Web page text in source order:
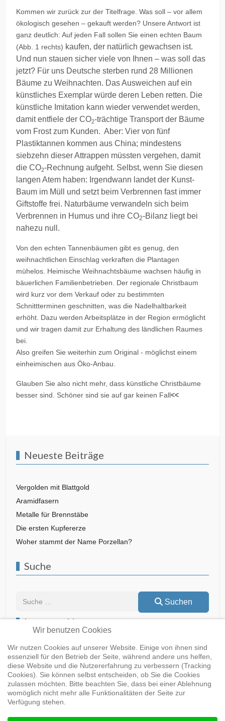
Kommen wir zurück zur der Titelfrage. Was soll – vor allem
ökologisch gesehen – gekauft werden? Unsere Antwort ist
ganz deutlich: Auf jeden Fall sollen Sie einen echten Baum
(Abb. 1 rechts) kaufen, der natürlich gewachsen ist.
Und nun stauen sicher viele von Ihnen – was soll das
jetzt? Für uns Deutsche sterben rund 28 Millionen
Bäume zu Weihnachten. Das Ausweichen auf ein
künstliches Exemplar würde deren Leben retten. Die
künstliche Imitation kann wieder verwendet werden,
damit entfiele der CO2-trächtige Transport der Bäume
vom Frost zum Kunden. Aber: Vier von fünf
Plastiktannen kommen aus China; mindestens
siebzehn dieser Attrappen müssten vergehen, damit
die CO2-Rechnung aufgeht. Selbst, wenn Sie diesen
langen Atem haben: Irgendwann landet der Kunst-
Baum im Müll und setzt beim Verbrennen fast immer
Giftstoffe frei. Naturbäume verwandeln sich beim
Verbrennen in Humus und ihre CO2-Bilanz liegt bei
nahezu null.
Von den echten Tannenbäumen gibt es genug, den
weihnachtlichen Einschlag verkraften die Plantagen
mühelos. Heimische Weihnachtsbäume wachsen häufig in
bäuerlichen Familienbetrieben. Der regionale Christbaum
wird kurz vor dem Verkauf oder zu bestimmten
Schnittterminen geschnitten, was die Nadelhaltbarkeit
erhöht. Dazu werden Arbeitsplätze in der Region ermöglicht
und wir tragen damit zur Erhaltung des ländlichen Raumes
bei.
Also greifen Sie weiterhin zum Original - möglichst einem
einheimischen aus Öko-Anbau.
Glauben Sie also nicht mehr, dass künstliche Christbäume
besser sind. Schöner sind sie auf gar keinen Fall<<
Neueste Beiträge
Vergolden mit Blattgold
Aramidfasern
Metalle für Brennstäbe
Die ersten Kupfererze
Woher stammt der Name Porzellan?
Suche
Suchen
Lesen und Lernen
Buch bei Springer
Buch bei Springer
Wir benutzen Cookies
Wir nutzen Cookies auf unserer Website. Einige von ihnen sind
essenziell für den Betrieb der Seite, während andere uns helfen,
diese Website und die Nutzererfahrung zu verbessern (Tracking
Cookies). Sie können selbst entscheiden, ob Sie die Cookies
zulassen möchten. Bitte beachten Sie, dass bei einer Ablehnung
womöglich nicht mehr alle Funktionalitäten der Seite zur
Verfügung stehen.